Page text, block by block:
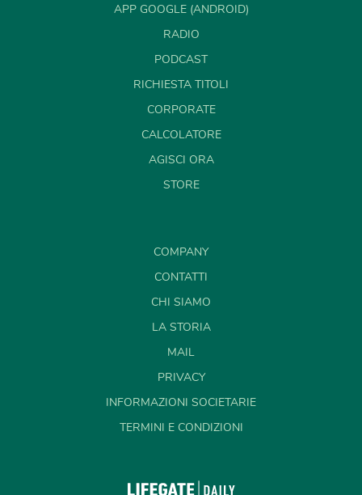
APP GOOGLE (ANDROID)
RADIO
PODCAST
RICHIESTA TITOLI
CORPORATE
CALCOLATORE
AGISCI ORA
STORE
COMPANY
CONTATTI
CHI SIAMO
LA STORIA
MAIL
PRIVACY
INFORMAZIONI SOCIETARIE
TERMINI E CONDIZIONI